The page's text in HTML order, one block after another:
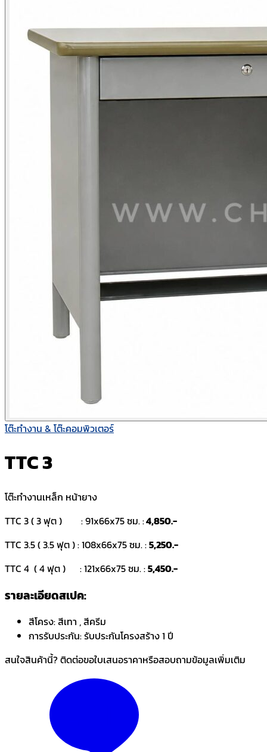
โต๊ะทำงาน & โต๊ะคอมพิวเตอร์
TTC 3
โต๊ะทำงานเหล็ก หน้ายาง
TTC 3 ( 3 ฟุต ) : 91x66x75 ซม. :4,850.-
TTC 3.5 ( 3.5 ฟุต ) : 108x66x75 ซม. :5,250.-
TTC 4 ( 4 ฟุต ) : 121x66x75 ซม. :5,450.-
รายละเอียดสเปค:
สีโครง:สีเทา , สีครีม
การรับประกัน:รับประกันโครงสร้าง 1 ปี
สนใจสินค้านี้? ติดต่อขอใบเสนอราคาหรือสอบถามข้อมูลเพิ่มเติม